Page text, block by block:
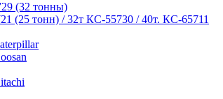
(32 тонны)
(25 тонн) / 32т КС-55730 / 40т. КС-65711